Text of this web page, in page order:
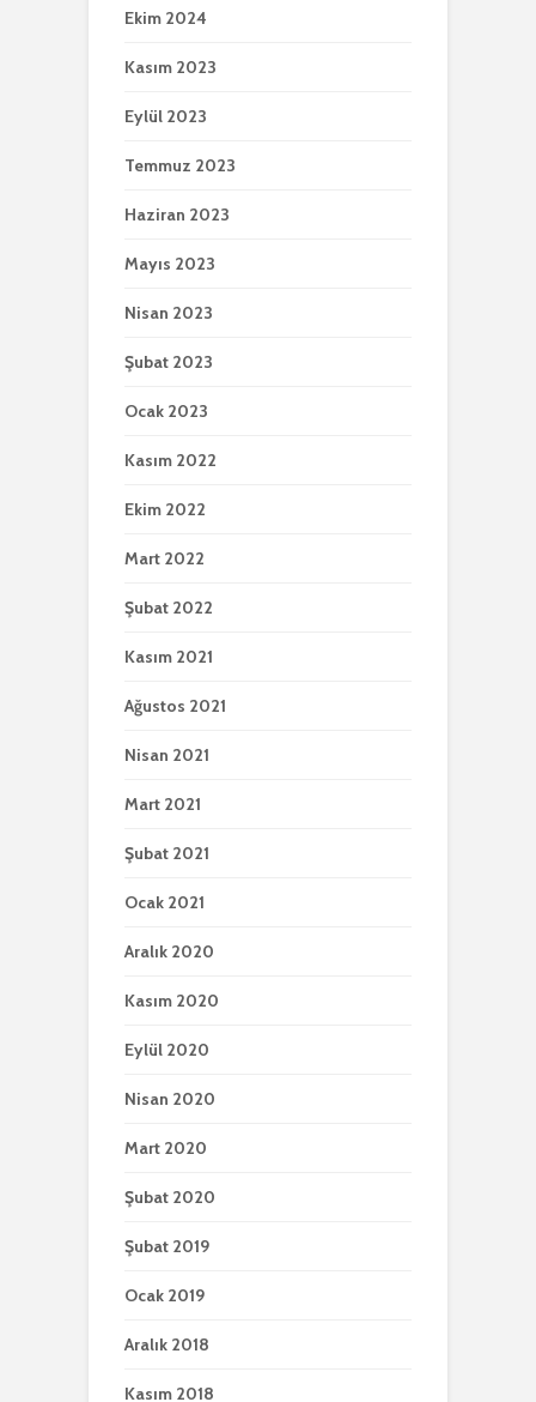
Ekim 2024
Kasım 2023
Eylül 2023
Temmuz 2023
Haziran 2023
Mayıs 2023
Nisan 2023
Şubat 2023
Ocak 2023
Kasım 2022
Ekim 2022
Mart 2022
Şubat 2022
Kasım 2021
Ağustos 2021
Nisan 2021
Mart 2021
Şubat 2021
Ocak 2021
Aralık 2020
Kasım 2020
Eylül 2020
Nisan 2020
Mart 2020
Şubat 2020
Şubat 2019
Ocak 2019
Aralık 2018
Kasım 2018